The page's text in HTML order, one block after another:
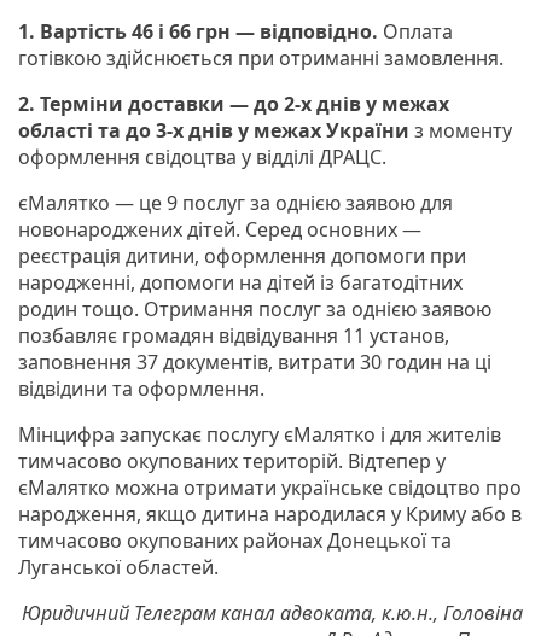
1. Вартість 46 і 66 грн — відповідно. Оплата
готівкою здійснюється при отриманні замовлення.
2. Терміни доставки — до 2-х днів у межах
області та до 3-х днів у межах України з моменту
оформлення свідоцтва у відділі ДРАЦС.
єМалятко — це 9 послуг за однією заявою для
новонароджених дітей. Серед основних —
реєстрація дитини, оформлення допомоги при
народженні, допомоги на дітей із багатодітних
родин тощо. Отримання послуг за однією заявою
позбавляє громадян відвідування 11 установ,
заповнення 37 документів, витрати 30 годин на ці
відвідини та оформлення.
Мінцифра запускає послугу єМалятко і для жителів
тимчасово окупованих територій. Відтепер у
єМалятко можна отримати українське свідоцтво про
народження, якщо дитина народилася у Криму або в
тимчасово окупованих районах Донецької та
Луганської областей.
Юридичний Телеграм канал адвоката, к.ю.н., Головіна